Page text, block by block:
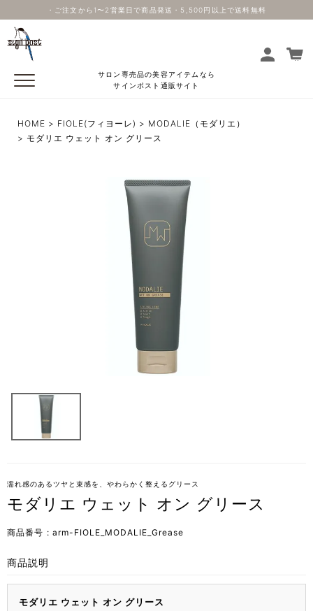
・ご注文から1〜2営業日で商品発送・5,500円以上で送料無料
サロン専売品の美容アイテムなら
サインポスト通販サイト
HOME FIOLE(フィヨーレ)
MODALIE（モダリエ）
モダリエ ウェット オン グリース
濡れ感のあるツヤと束感を、やわらかく整えるグリース
モダリエ ウェット オン グリース
商品番号 arm-FIOLE_MODALIE_Grease
商品説明
モダリエ ウェット オン グリース